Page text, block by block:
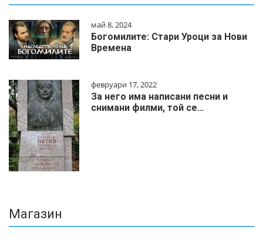
май 8, 2024
Богомилите: Стари Уроци за Нови
Времена
февруари 17, 2022
За него има написани песни и
снимани филми, той се…
Магазин